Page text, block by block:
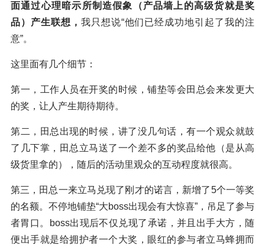
面通过心理暗示所制造假象（产品墙上的高级货就是奖
品）产生联想， 我只想说“他们已经成功地引起了我的注
意”。
这里面有几个细节：
第一，工作人员在开奖的时候，铺垫等会田总会来发更大
的奖，让人产生期待期待。
第二，田总出现的时候，讲了没几句话，有一个观众就鼓
了几下掌，田总立马送了一个差不多的奖品给他（是从高
级货里拿的），随后的活动里观众的互动程度就很高。
第三，田总一来立马兑现了刚才的诺言，新增了5个一等奖
的名额。不停地铺垫“大boss出现会有大惊喜”，吊足了参与
者胃口。boss出现后不仅兑现了承诺，并且出手大方，随
便出手就是给拥护者一个大奖，眼红的参与者立马蜂拥而